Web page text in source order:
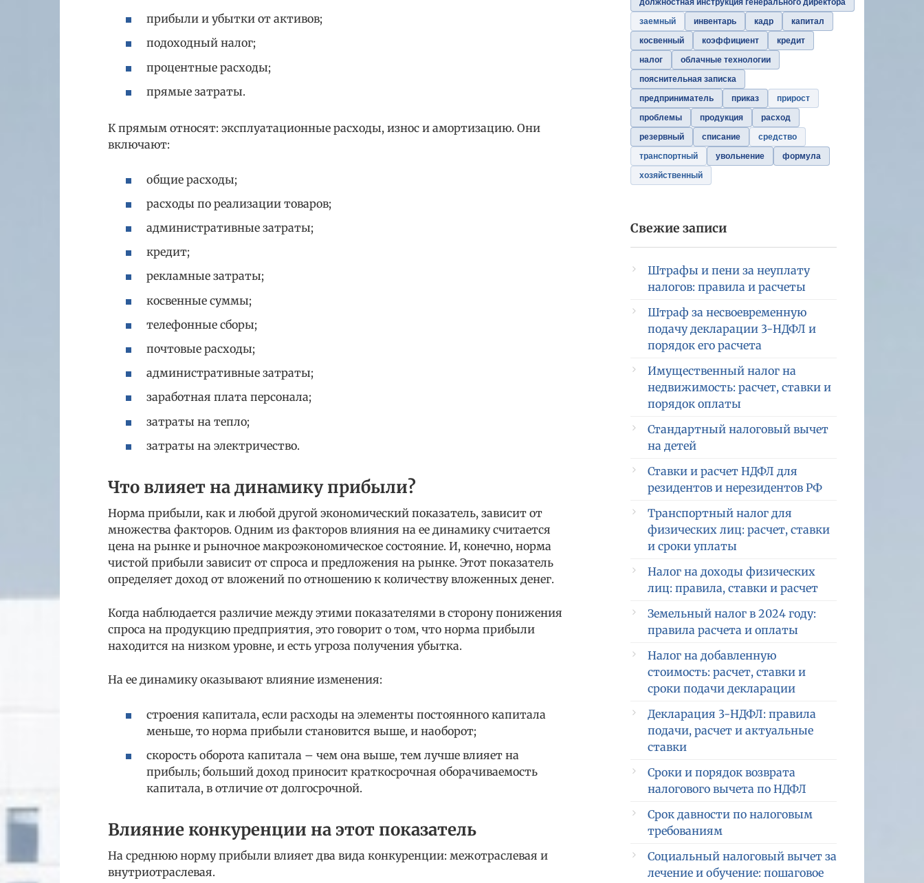
прибыли и убытки от активов;
подоходный налог;
процентные расходы;
прямые затраты.
К прямым относят: эксплуатационные расходы, износ и амортизацию. Они
включают:
общие расходы;
расходы по реализации товаров;
административные затраты;
кредит;
рекламные затраты;
косвенные суммы;
телефонные сборы;
почтовые расходы;
административные затраты;
заработная плата персонала;
затраты на тепло;
затраты на электричество.
Что влияет на динамику прибыли?
Норма прибыли, как и любой другой экономический показатель, зависит от
множества факторов. Одним из факторов влияния на ее динамику считается
цена на рынке и рыночное макроэкономическое состояние. И, конечно, норма
чистой прибыли зависит от спроса и предложения на рынке. Этот показатель
определяет доход от вложений по отношению к количеству вложенных денег.
Когда наблюдается различие между этими показателями в сторону понижения
спроса на продукцию предприятия, это говорит о том, что норма прибыли
находится на низком уровне, и есть угроза получения убытка.
На ее динамику оказывают влияние изменения:
строения капитала, если расходы на элементы постоянного капитала
меньше, то норма прибыли становится выше, и наоборот;
скорость оборота капитала – чем она выше, тем лучше влияет на
прибыль; больший доход приносит краткосрочная оборачиваемость
капитала, в отличие от долгосрочной.
Влияние конкуренции на этот показатель
На среднюю норму прибыли влияет два вида конкуренции: межотраслевая и
внутриотраслевая.
должностная инструкция генерального директора
заемный
инвентарь кадр
капитал
косвенный
коэффициент
кредит
налог
облачные технологии
пояснительная записка
предприниматель
приказ
прирост
проблемы
продукция
расход
резервный
списание
средство
транспортный
увольнение
формула
хозяйственный
Свежие записи
Штрафы и пени за неуплату
налогов: правила и расчеты
Штраф за несвоевременную
подачу декларации 3-НДФЛ и
порядок его расчета
Имущественный налог на
недвижимость: расчет, ставки и
порядок оплаты
Стандартный налоговый вычет
на детей
Ставки и расчет НДФЛ для
резидентов и нерезидентов РФ
Транспортный налог для
физических лиц: расчет, ставки
и сроки уплаты
Налог на доходы физических
лиц: правила, ставки и расчет
Земельный налог в 2024 году:
правила расчета и оплаты
Налог на добавленную
стоимость: расчет, ставки и
сроки подачи декларации
Декларация 3-НДФЛ: правила
подачи, расчет и актуальные
ставки
Сроки и порядок возврата
налогового вычета по НДФЛ
Срок давности по налоговым
требованиям
Социальный налоговый вычет за
лечение и обучение: пошаговое